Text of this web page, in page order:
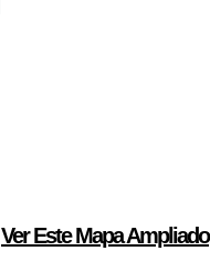
Ver Este Mapa Ampliado